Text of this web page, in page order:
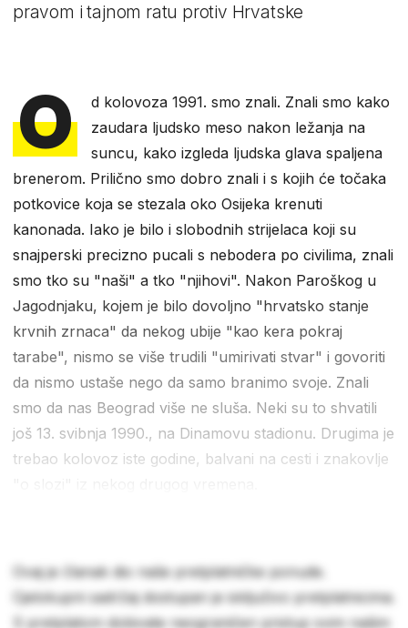
pravom i tajnom ratu protiv Hrvatske
O
d kolovoza 1991. smo znali. Znali smo kako
zaudara ljudsko meso nakon ležanja na
suncu, kako izgleda ljudska glava spaljena
brenerom. Prilično smo dobro znali i s kojih će točaka
potkovice koja se stezala oko Osijeka krenuti
kanonada. Iako je bilo i slobodnih strijelaca koji su
snajperski precizno pucali s nebodera po civilima, znali
smo tko su "naši" a tko "njihovi". Nakon Paroškog u
Jagodnjaku, kojem je bilo dovoljno "hrvatsko stanje
krvnih zrnaca" da nekog ubije "kao kera pokraj
tarabe", nismo se više trudili "umirivati stvar" i govoriti
da nismo ustaše nego da samo branimo svoje. Znali
smo da nas Beograd više ne sluša. Neki su to shvatili
još 13. svibnja 1990., na Dinamovu stadionu. Drugima je
trebao kolovoz iste godine, balvani na cesti i znakovlje
Ovaj je članak dio naše pretplatničke ponude.
Cjelokupni sadržaj dostupan je isključivo pretplatnicima.
S pretplatom dobivate neograničen pristup svim našim